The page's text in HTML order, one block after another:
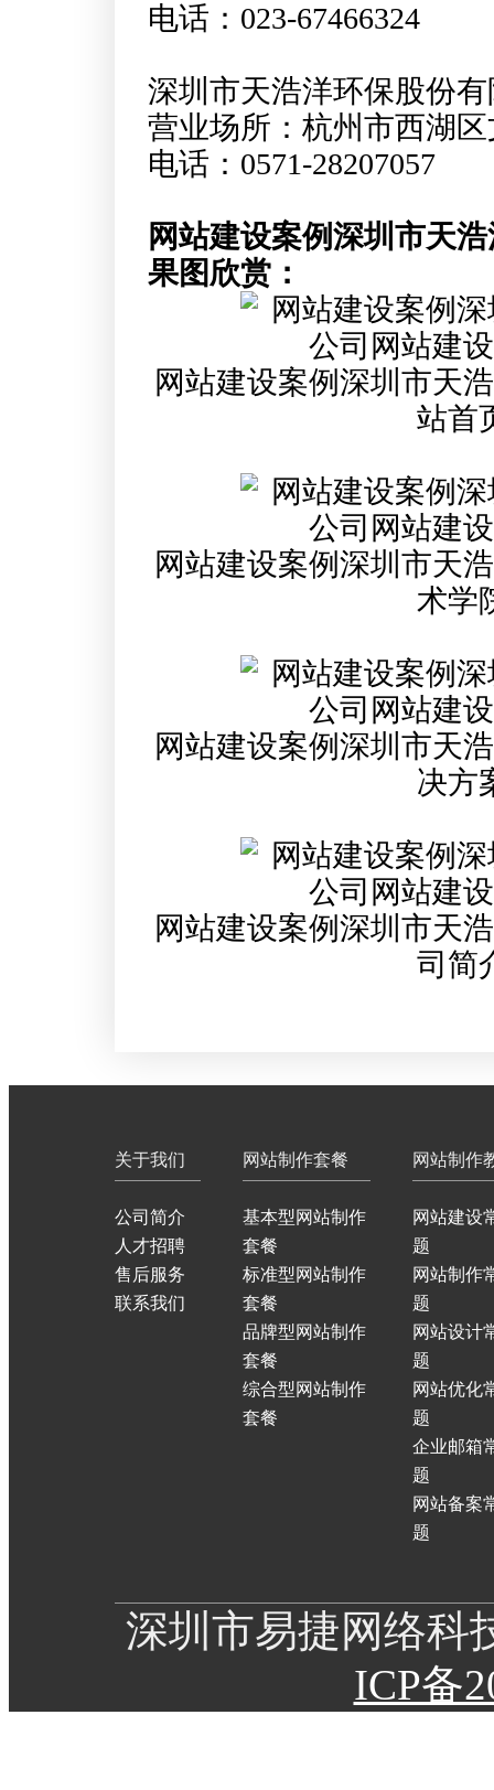
电话：023-67466324
深圳市天浩洋环保股份
营业场所：杭州市西湖
电话：0571-28207057
网站建设案例深圳市天
果图欣赏：
网站建设案例深圳市天
站首
网站建设案例深圳市天
术学
网站建设案例深圳市天
决方
网站建设案例深圳市天
司简
关于我们
公司简介
人才招聘
售后服务
联系我们
网站制作套餐
基本型网站制作
套餐
标准型网站制作
套餐
品牌型网站制作
套餐
综合型网站制作
套餐
网站制作
网站建设
题
网站制作
题
网站设计
题
网站优化
题
企业邮箱
题
网站备案
题
深圳市易捷网络
ICP备